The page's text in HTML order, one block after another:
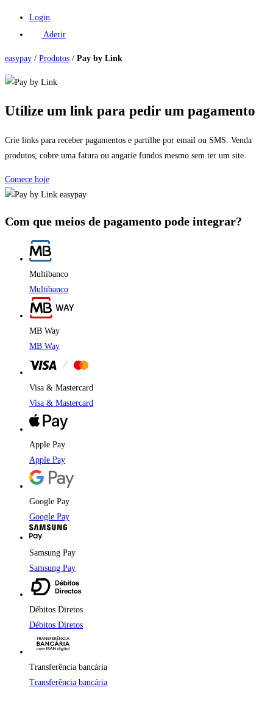
Login
Aderir
easypay / Produtos / Pay by Link
Utilize um link para pedir um pagamento​
Crie links para receber pagamentos e partilhe por email ou SMS. Venda
produtos, cobre uma fatura ou angarie fundos mesmo sem ter um site.
Comece hoje
Com que meios de pagamento pode integrar?​
Multibanco
Multibanco
MB Way
MB Way
Visa & Mastercard
Visa & Mastercard
Apple Pay
Apple Pay
Google Pay
Google Pay
Samsung Pay
Samsung Pay
Débitos Diretos
Débitos Diretos
Transferência bancária
Transferência bancária